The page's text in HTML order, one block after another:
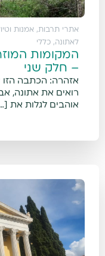
אתרי תרבות, אמנות
לאתונה, כללי
המקומות
– חלק שני
אזהרה: הכתבה
רואים את אתונה,
אוהבים לגלות את